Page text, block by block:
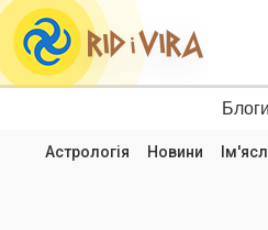
Блоги
Астрологія Новини